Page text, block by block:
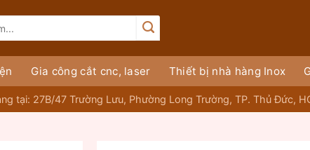
Gia công cắt cnc, laser Thiết bị nhà hàng Inox
tại: 27B/47 Trường Lưu, Phường Long Trường, TP. Thủ Đức,